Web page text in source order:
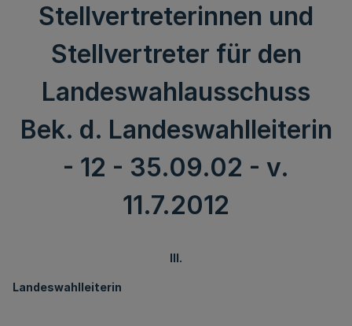
Stellvertreterinnen und
Stellvertreter für den
Landeswahlausschuss
Bek. d. Landeswahlleiterin
- 12 - 35.09.02 - v.
11.7.2012
III.
Landeswahlleiterin